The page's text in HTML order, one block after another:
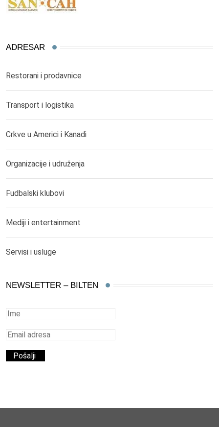
ADRESAR
Restorani i prodavnice
Transport i logistika
Crkve u Americi i Kanadi
Organizacije i udruženja
Fudbalski klubovi
Mediji i entertainment
Servisi i usluge
NEWSLETTER – BILTEN